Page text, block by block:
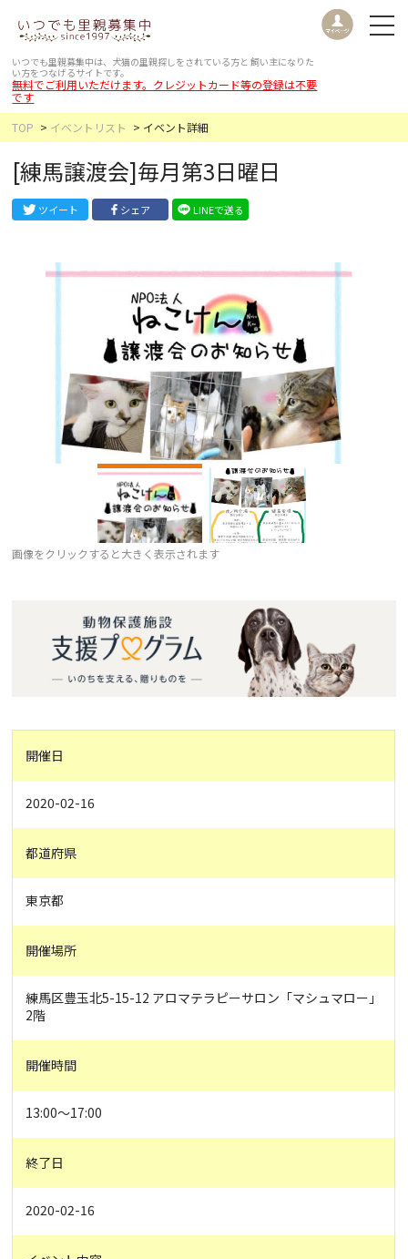
いつでも里親募集中は、犬猫の里親探しをされている方と 飼い主になりた
い方をつなげるサイトです。
無料でご利用いただけます。クレジットカード等の登録は不要
です
TOP
イベントリスト イベント詳細
[練馬譲渡会]毎月第3日曜日
ツイート シェア LINEで送る
画像をクリックすると大きく表示されます
開催日
2020-02-16
都道府県
東京都
開催場所
練馬区豊玉北5-15-12 アロマテラピーサロン「マシュマロー」
2階
開催時間
13:00〜17:00
終了日
2020-02-16